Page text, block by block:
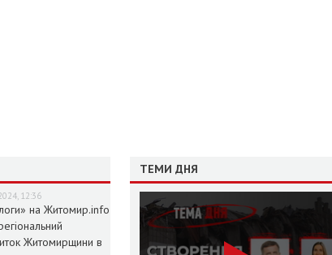
12:36
на Житомир.info
Житомирщини в
ТЕМИ ДНЯ